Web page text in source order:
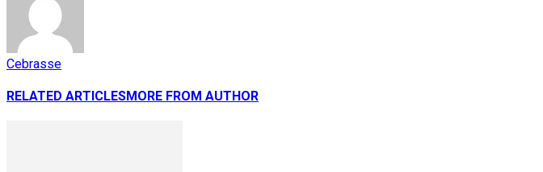
Cebrasse
RELATED ARTICLESMORE FROM AUTHOR